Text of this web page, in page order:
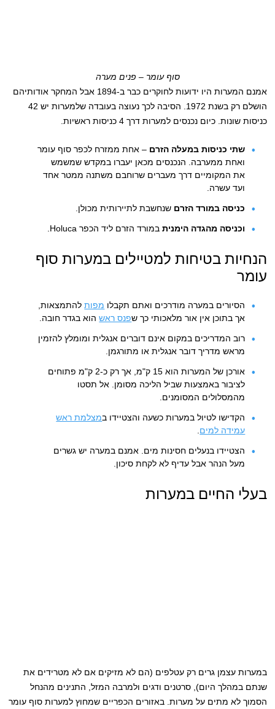
סוף עומר – פנים מערה
אמנם המערות היו ידועות לחוקרים כבר ב-1894 אבל המחקר אודותיהם
הושלם רק בשנת 1972. הסיבה לכך נעוצה בעובדה שלמערות יש 42
כניסות שונות. כיום נכנסים למערות דרך 4 כניסות ראשיות.
שתי כניסות במעלה הזרם – אחת ממזרח לכפר סוף עומר
ואחת ממערבה. הנכנסים מכאן יעברו במקדש שמשמש
את המקומיים דרך מעברים שרוחבם משתנה ממטר אחד
ועד עשרה.
כניסה במורד הזרם שנחשבת לתיירותית מכולן.
וכניסה מהגדה הימניתבמורד הזרם ליד הכפר Holuca.
הנחיות בטיחות למטיילים במערות סוף
עומר
הסיורים במערה מודרכים ואתם תקבלו מפותלהתמצאות,
אך בתוכן אין אור מלאכותי כך שפנס ראשהוא בגדר חובה.
רוב המדריכים במקום אינם דוברים אנגלית ומומלץ להזמין
מראש מדריך דובר אנגלית או מתורגמן.
אורכן של המערות הוא 15 ק"מ, אך רק כ-2 ק"מ פתוחים
לציבור באמצעות שביל הליכה מסומן. אל תסטו
מהמסלולים המסומנים.
הקדישו לטיול במערות כשעה והצטיידו במצלמת ראש
עמידה למים.
הצטיידו בנעלים חסינות מים. אמנם במערה יש גשרים
מעל הנהר אבל עדיף לא לקחת סיכון.
בעלי החיים במערות
במערות עצמן גרים רק עטלפים (הם לא מזיקים אם לא מטרידים את
שנתם במהלך היום), סרטנים ודגים ולמרבה המזל, התנינים מהנחל
הסמוך לא מתים על מערות. באזורים הכפריים שמחוץ למערות סוף עומר